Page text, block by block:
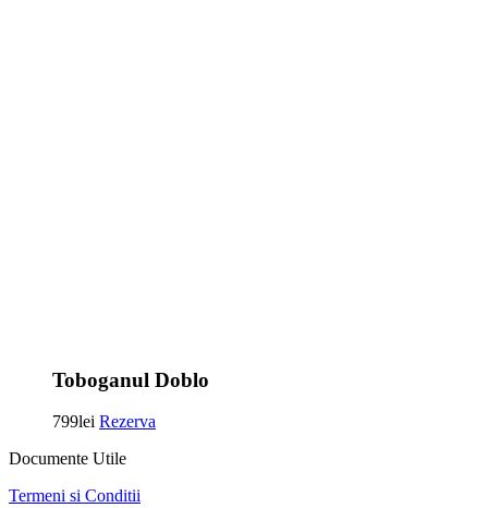
Toboganul Doblo
799lei Rezerva
Documente Utile
Termeni si Conditii